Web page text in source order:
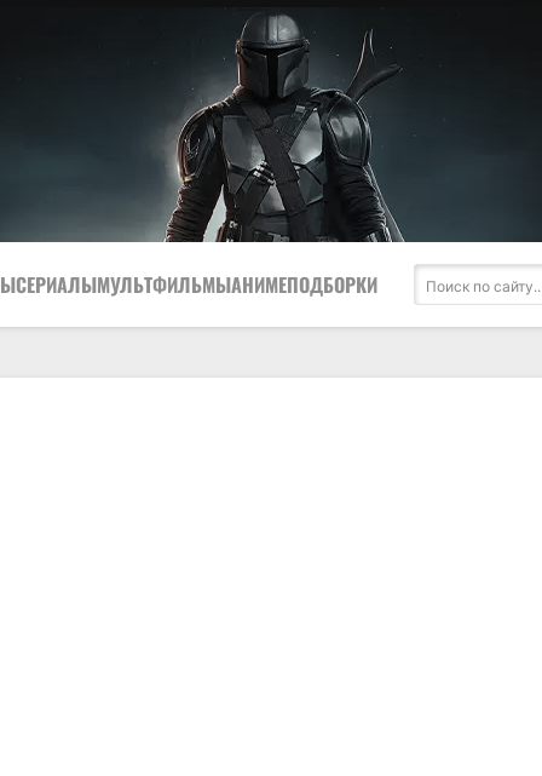
СЕРИАЛЫМУЛЬТФИЛЬМЫАНИМЕПОДБОРКИ